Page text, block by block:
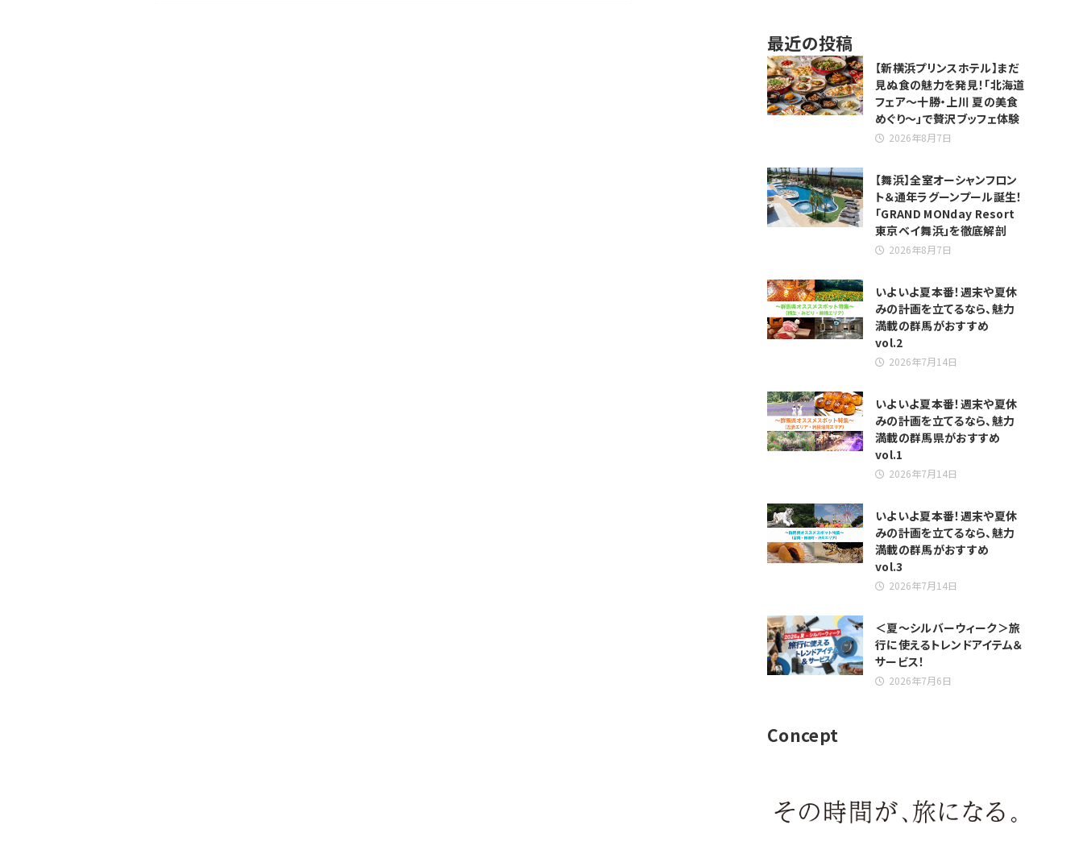
最近の投稿
【新横浜プリンスホテル】まだ
見ぬ食の魅力を発見！「北海道
フェア～十勝・上川 夏の美食
めぐり～」で贅沢ブッフェ体験
2026年8月7日
【舞浜】全室オーシャンフロン
ト＆通年ラグーンプール誕生！
「GRAND MONday Resort
東京ベイ舞浜」を徹底解剖
2026年8月7日
いよいよ夏本番！週末や夏休
みの計画を立てるなら、魅力
満載の群馬がおすすめ
vol.2
2026年7月14日
いよいよ夏本番！週末や夏休
みの計画を立てるなら、魅力
満載の群馬県がおすすめ
vol.1
2026年7月14日
いよいよ夏本番！週末や夏休
みの計画を立てるなら、魅力
満載の群馬がおすすめ
vol.3
2026年7月14日
＜夏～シルバーウィーク＞旅
行に使えるトレンドアイテム＆
サービス！
2026年7月6日
Concept